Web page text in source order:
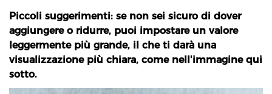
Piccoli suggerimenti: se non sei sicuro di dover
aggiungere o ridurre, puoi impostare un valore
leggermente più grande, il che ti darà una
visualizzazione più chiara, come nell'immagine qui
sotto.
Conferma la tua età
Hai 18 anni o più?
No, non lo sono